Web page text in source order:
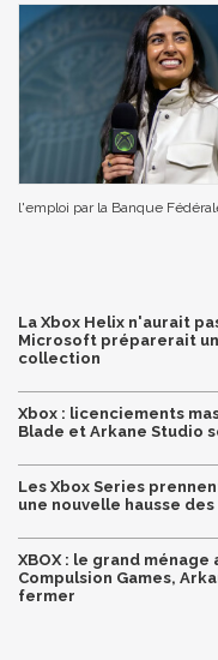
l'emploi par la Banque
La Xbox Helix n'aurait
Microsoft préparerait
collection
Xbox : licenciements
Blade et Arkane Studio
Les Xbox Series
une nouvelle hausse
XBOX : le grand
Compulsion Games,
fermer